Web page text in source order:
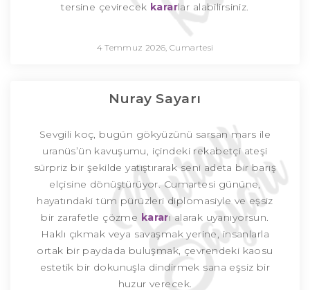
tersine çevirecek kararlar alabilirsiniz.
4 Temmuz 2026, Cumartesi
Nuray Sayarı
Sevgili koç, bugün gökyüzünü sarsan mars ile
uranüs’ün kavuşumu, içindeki rekabetçi ateşi
sürpriz bir şekilde yatıştırarak seni adeta bir barış
elçisine dönüştürüyor. Cumartesi gününe,
hayatındaki tüm pürüzleri diplomasiyle ve eşsiz
bir zarafetle çözme kararı alarak uyanıyorsun.
Haklı çıkmak veya savaşmak yerine, insanlarla
ortak bir paydada buluşmak, çevrendeki kaosu
estetik bir dokunuşla dindirmek sana eşsiz bir
huzur verecek.